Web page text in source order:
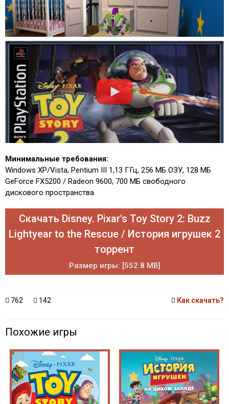
Минимальные требования:
Windows XP/Vista, Pentium III 1,13 ГГц, 256 МБ ОЗУ, 128 MБ
GeForce FX5200 / Radeon 9600, 700 МБ свободного
дискового пространства
Скачать Disney. Pixar's Toy Story 2: Buzz
Lightyear to the Rescue / История игрушек 2
торрент
Размер игры: [552.8 MB]
762 142 Как скачать?
Похожие игры